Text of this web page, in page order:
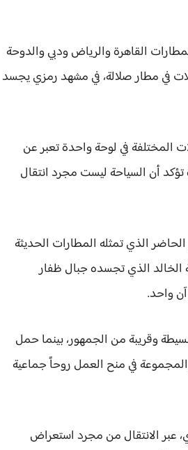
القاهرة والرياض ودبي والدوحة
في مطار صلالة، في مشهد رمزي يجسد
المختلفة في لوحة واحدة تعبر عن
تؤكد أن السياحة ليست مجرد انتقال
الذي تمثله المطارات الحديثة
الخالد الذي تجسده جبال ظفار
آن واحد.
وقريبة من الجمهور، بينما حمل
في منح العمل روحاً جماعية
عبر الانتقال من مجرد استعراض